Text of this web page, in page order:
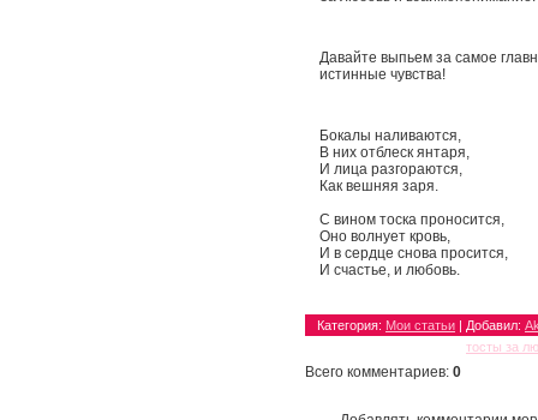
Давайте выпьем за самое
истинные чувства!
Бокалы наливаются,
В них отблеск янтаря,
И лица разгораются,
Как вешняя заря.
С вином тоска проносится,
Оно волнует кровь,
И в сердце снова просится,
И счастье, и любовь.
Категория: Мои статьи | Добавил:
тосты за
Всего комментариев: 0